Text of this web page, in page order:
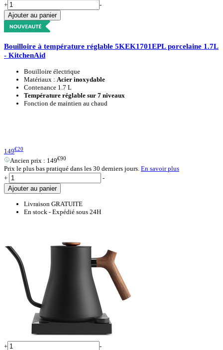
+
-
Ajouter au panier
Bouilloire à température réglable 5KEK1701EPL porcelaine 1.7L
- KitchenAid
Bouilloire électrique
Matériaux : Acier inoxydable
Contenance 1.7 L
Température réglable sur 7 niveaux
Fonction de maintien au chaud
149€20
Ancien prix : 149€90
Prix le plus bas pratiqué dans les 30 derniers jours. En savoir plus
+
-
Ajouter au panier
Livraison GRATUITE
En stock - Expédié sous 24H
+ -